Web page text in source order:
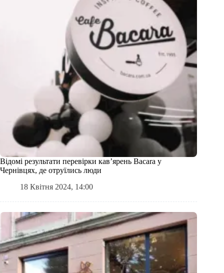
Відомі результати перевірки кав’ярень Bacara у
Чернівцях, де отруїлись люди
18 Квітня 2024, 14:00